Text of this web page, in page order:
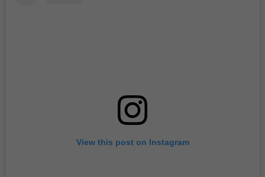
View this post on Instagram